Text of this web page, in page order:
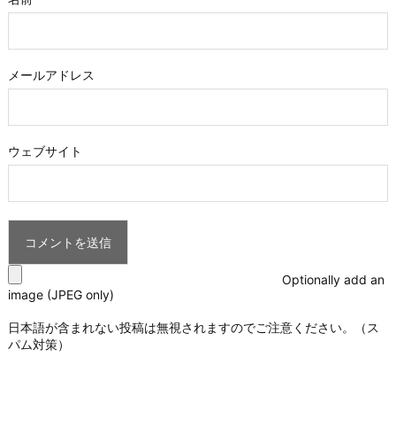
メールアドレス
ウェブサイト
Optionally add an
image (JPEG only)
日本語が含まれない投稿は無視されますのでご注意ください。（ス
パム対策）